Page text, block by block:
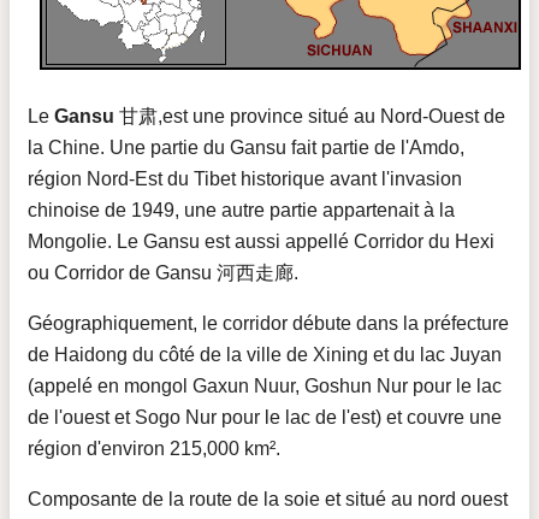
Le Gansu 甘肃,est une province situé au Nord-Ouest de
la Chine. Une partie du Gansu fait partie de l'Amdo,
région Nord-Est du Tibet historique avant l'invasion
chinoise de 1949, une autre partie appartenait à la
Mongolie. Le Gansu est aussi appellé Corridor du Hexi
ou Corridor de Gansu 河西走廊.
Géographiquement, le corridor débute dans la préfecture
de Haidong du côté de la ville de Xining et du lac Juyan
(appelé en mongol Gaxun Nuur, Goshun Nur pour le lac
de l'ouest et Sogo Nur pour le lac de l'est) et couvre une
région d'environ 215,000 km².
Composante de la route de la soie et situé au nord ouest